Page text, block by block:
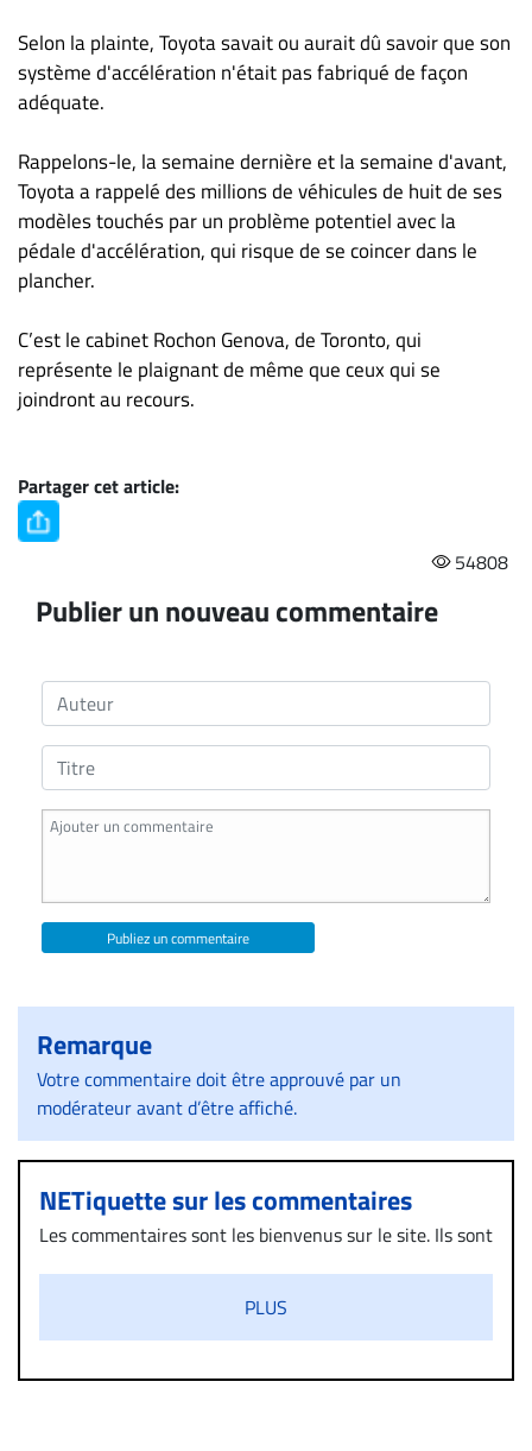
entreprises
Publier
un
Publicité
Solutions de
recrutements
TROUVEZ-
NOUS
Nous
propos
Infolettre
Politique de
Selon la plainte, Toyota savait ou aurait dû savoir que son
système d'accélération n'était pas fabriqué de façon
adéquate.
Rappelons-le, la semaine dernière et la semaine d'avant,
Toyota a rappelé des millions de véhicules de huit de ses
modèles touchés par un problème potentiel avec la
pédale d'accélération, qui risque de se coincer dans le
plancher.
C’est le cabinet Rochon Genova, de Toronto, qui
représente le plaignant de même que ceux qui se
joindront au recours.
Partager cet article:
54808
Publier un nouveau commentaire
Publiez un commentaire
Remarque
Votre commentaire doit être approuvé par un
modérateur avant d’être affiché.
NETiquette sur les commentaires
Les commentaires sont les bienvenus sur le site. Ils sont
diffamatoire. Si malgré cette politique de modération,
un commentaire publié sur le site vous dérange, prenez
immédiatement contact par courriel (info@droit-
PLUS